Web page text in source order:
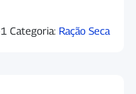
Categoria: Ração Seca